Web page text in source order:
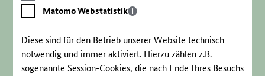
Matomo
Webstatistik
Matomo Webstatistik
Diese sind für den Betrieb unserer Website technisch
notwendig und immer aktiviert. Hierzu zählen z.B.
sogenannte Session-Cookies, die nach Ende Ihres Besuchs